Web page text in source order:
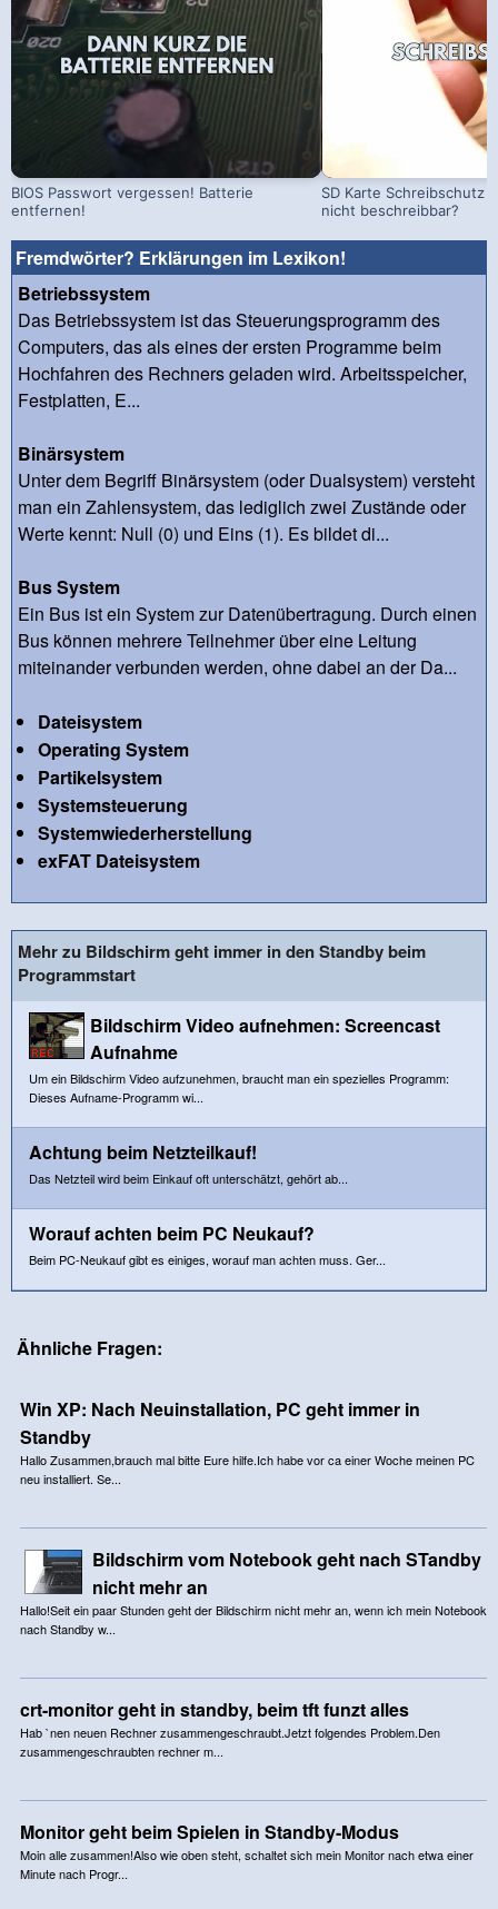
BIOS Passwort vergessen! Batterie
entfernen!
SD Karte Schreibschutz
nicht beschreibbar?
Fremdwörter? Erklärungen im Lexikon!
Betriebssystem
Das Betriebssystem ist das Steuerungsprogramm des
Computers, das als eines der ersten Programme beim
Hochfahren des Rechners geladen wird. Arbeitsspeicher,
Festplatten, E...
Binärsystem
Unter dem Begriff Binärsystem (oder Dualsystem) versteht
man ein Zahlensystem, das lediglich zwei Zustände oder
Werte kennt: Null (0) und Eins (1). Es bildet di...
Bus System
Ein Bus ist ein System zur Datenübertragung. Durch einen
Bus können mehrere Teilnehmer über eine Leitung
miteinander verbunden werden, ohne dabei an der Da...
Dateisystem
Operating System
Partikelsystem
Systemsteuerung
Systemwiederherstellung
exFAT Dateisystem
Mehr zu Bildschirm geht immer in den Standby beim
Programmstart
Bildschirm Video aufnehmen: Screencast
Aufnahme
Um ein Bildschirm Video aufzunehmen, braucht man ein spezielles Programm:
Dieses Aufname-Programm wi...
Achtung beim Netzteilkauf!
Das Netzteil wird beim Einkauf oft unterschätzt, gehört ab...
Worauf achten beim PC Neukauf?
Beim PC-Neukauf gibt es einiges, worauf man achten muss. Ger...
Ähnliche Fragen:
Win XP: Nach Neuinstallation, PC geht immer in
Standby
Hallo Zusammen,brauch mal bitte Eure hilfe.Ich habe vor ca einer Woche meinen PC
neu installiert. Se...
Bildschirm vom Notebook geht nach STandby
nicht mehr an
Hallo!Seit ein paar Stunden geht der Bildschirm nicht mehr an, wenn ich mein Notebook
nach Standby w...
crt-monitor geht in standby, beim tft funzt alles
Hab `nen neuen Rechner zusammengeschraubt.Jetzt folgendes Problem.Den
zusammengeschraubten rechner m...
Monitor geht beim Spielen in Standby-Modus
Moin alle zusammen!Also wie oben steht, schaltet sich mein Monitor nach etwa einer
Minute nach Progr...